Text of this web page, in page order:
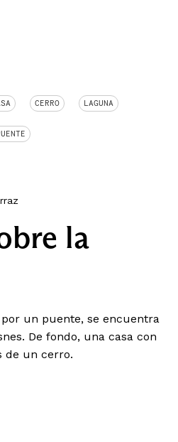
CERRO LAGUNA
la
un puente, se encuentra
De fondo, una casa con
de un cerro.